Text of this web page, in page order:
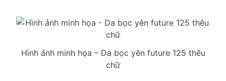
Hình ảnh minh họa – Da bọc yên future 125 thêu
chữ